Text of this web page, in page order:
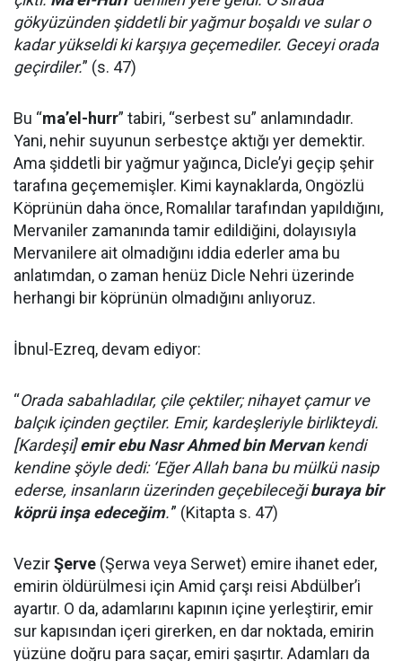
gökyüzünden şiddetli bir yağmur boşaldı ve sular o
kadar yükseldi ki karşıya geçemediler. Geceyi orada
geçirdiler.” (s. 47)
Bu “ma’el-hurr” tabiri, “serbest su” anlamındadır.
Yani, nehir suyunun serbestçe aktığı yer demektir.
Ama şiddetli bir yağmur yağınca, Dicle’yi geçip şehir
tarafına geçememişler. Kimi kaynaklarda, Ongözlü
Köprünün daha önce, Romalılar tarafından yapıldığını,
Mervaniler zamanında tamir edildiğini, dolayısıyla
Mervanilere ait olmadığını iddia ederler ama bu
anlatımdan, o zaman henüz Dicle Nehri üzerinde
herhangi bir köprünün olmadığını anlıyoruz.
İbnul-Ezreq, devam ediyor:
“Orada sabahladılar, çile çektiler; nihayet çamur ve
balçık içinden geçtiler. Emir, kardeşleriyle birlikteydi.
[Kardeşi]emir ebu Nasr Ahmed bin Mervankendi
kendine şöyle dedi: ‘Eğer Allah bana bu mülkü nasip
ederse, insanların üzerinden geçebileceğiburaya bir
köprü inşa edeceğim.'” (Kitapta s. 47)
VezirŞerve (Şerwa veya Serwet) emire ihanet eder,
emirin öldürülmesi için Amid çarşı reisi Abdülber’i
ayartır. O da, adamlarını kapının içine yerleştirir, emir
sur kapısından içeri girerken, en dar noktada, emirin
yüzüne doğru para saçar, emiri şaşırtır. Adamları da